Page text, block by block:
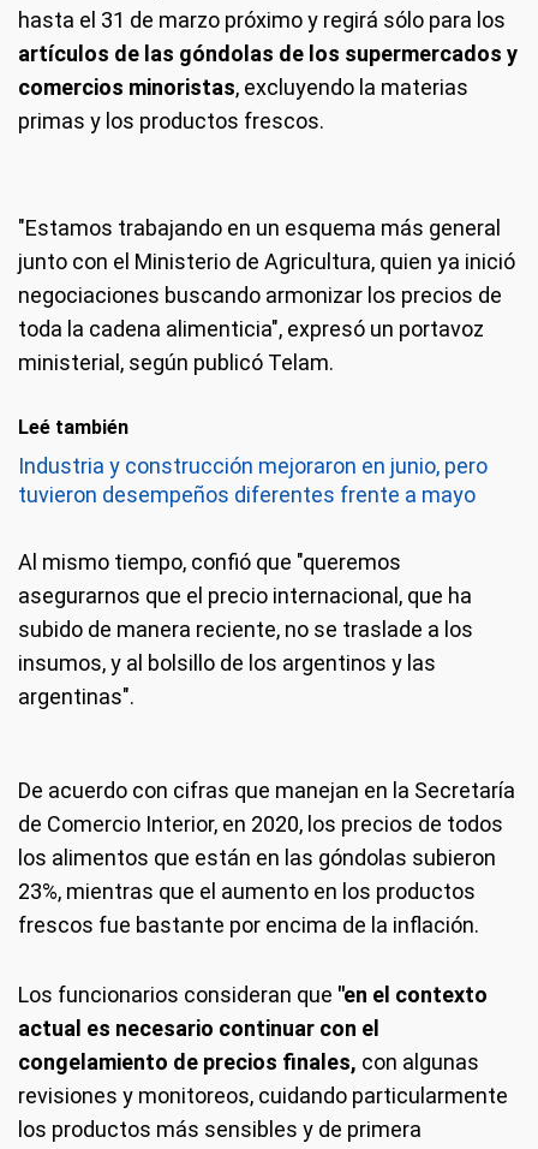
hasta el 31 de marzo próximo y regirá sólo para los
artículos de las góndolas de los supermercados y
comercios minoristas, excluyendo la materias
primas y los productos frescos.
"Estamos trabajando en un esquema más general
junto con el Ministerio de Agricultura, quien ya inició
negociaciones buscando armonizar los precios de
toda la cadena alimenticia", expresó un portavoz
ministerial, según publicó Telam.
Leé también
Industria y construcción mejoraron en junio, pero
tuvieron desempeños diferentes frente a mayo
Al mismo tiempo, confió que "queremos
asegurarnos que el precio internacional, que ha
subido de manera reciente, no se traslade a los
insumos, y al bolsillo de los argentinos y las
argentinas".
De acuerdo con cifras que manejan en la Secretaría
de Comercio Interior, en 2020, los precios de todos
los alimentos que están en las góndolas subieron
23%, mientras que el aumento en los productos
frescos fue bastante por encima de la inflación.
Los funcionarios consideran que "en el contexto
actual es necesario continuar con el
congelamiento de precios finales, con algunas
revisiones y monitoreos, cuidando particularmente
los productos más sensibles y de primera